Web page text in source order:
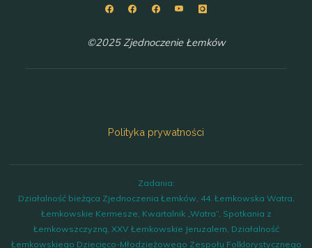
©2025 Zjednoczenie Łemków
Polityka prywatności
Zadania:
Działalność bieżąca Zjednoczenia Łemków, 44. Łemkowska Watra,
Łemkowskie Kermesze, Kwartalnik „Watra”, Spotkania z
Łemkowszczyzną, XXV Łemkowskie Jeruzalem, Działalność
Łemkowskiego Dziecięco-Młodzieżowego Zespołu Folklorystycznego